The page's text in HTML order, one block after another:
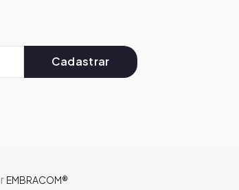
Cadastrar
EMBRACOM®